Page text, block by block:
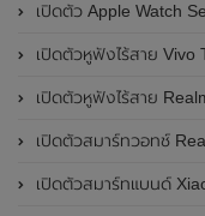
เปิดตัว Apple Watch
เปิดตัวหูฟังไร้สาย Vivo TWS 3e อย่างเป็นทางการแล้วในประเทศอิ
เปิดตัวหูฟังไร้สาย Realme Buds T310 อย่างเป็นทางการในประเทศอิ
เปิดตัวสมาร์ทวอทช์ Realme Watch S2 อย่างเป็นทางการในประเทศอินเดีย มาพร้อมตัวเ
เปิดตัวสมาร์ทแบนด์ Xiaomi Smart Band 9 อย่างเป็นทางการแ